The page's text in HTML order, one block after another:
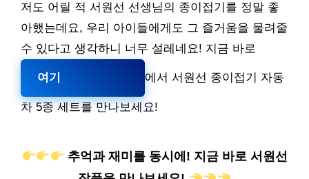
저도 어릴 적 서원선 선생님의 종이접기를 정말 좋
아했는데요, 우리 아이들에게도 그 즐거움을 물려줄
수 있다고 생각하니 너무 설레네요! 지금 바로
여기 에서 서원선 종이접기 자동
차 5종 세트를 만나보세요!
추억과 재미를 동시에! 지금 바로 서원선